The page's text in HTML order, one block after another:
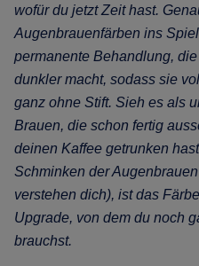
wofür du jetzt Zeit hast.
Augenbrauenfärben ins
permanente Behandlung,
dunkler macht, sodass sie
ganz ohne Stift. Sieh es als
Brauen, die schon fertig
deinen Kaffee getrunken
Schminken der
verstehen dich), ist das
Upgrade, von dem du noch
brauchst.